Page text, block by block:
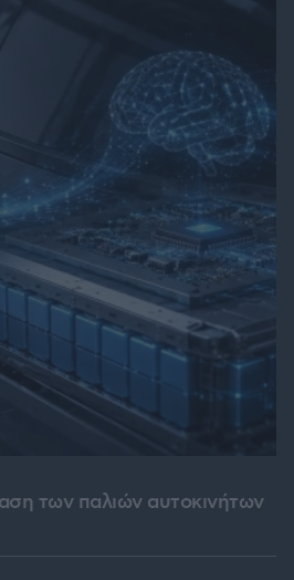
των παλιών αυτοκινήτων